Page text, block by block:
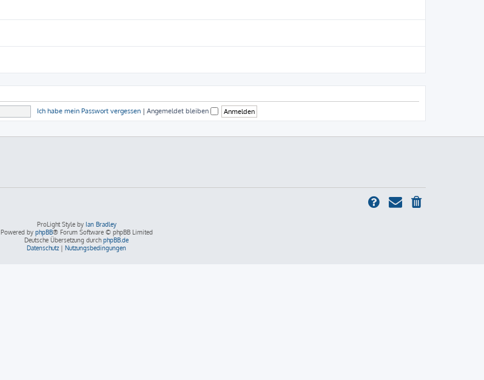
Ich habe mein Passwort vergessen | Angemeldet bleiben
ProLight Style by Ian Bradley
Powered by phpBB® Forum Software © phpBB Limited
Deutsche Übersetzung durch phpBB.de
Datenschutz | Nutzungsbedingungen